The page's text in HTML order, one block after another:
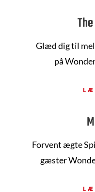
Glæd dig til
på
Forvent ægte
gæster